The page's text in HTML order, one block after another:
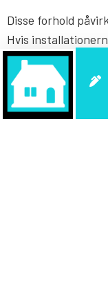
Disse forhold
Hvis
moderne
potentielle farer.
om
bedste løsning for